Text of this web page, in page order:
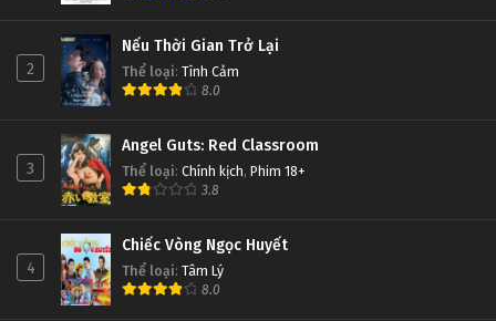
2
Nếu Thời Gian Trở Lại
Thể loại: Tình Cảm
8.0
3
Angel Guts: Red Classroom
Thể loại: Chính kịch, Phim 18+
3.8
4
Chiếc Vòng Ngọc Huyết
Thể loại: Tâm Lý
8.0